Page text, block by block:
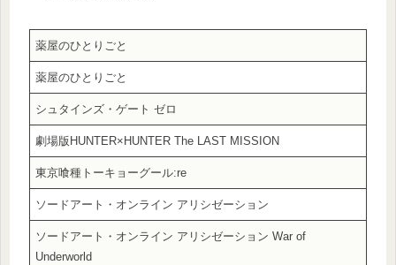
薬屋のひとりごと
薬屋のひとりごと
シュタインズ・ゲート ゼロ
劇場版HUNTER×HUNTER The LAST MISSION
東京喰種トーキョーグール:re
ソードアート・オンライン アリシゼーション
ソードアート・オンライン アリシゼーション War of
Underworld